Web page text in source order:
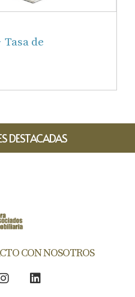
Tasa de
DESTACADAS
CON NOSOTROS